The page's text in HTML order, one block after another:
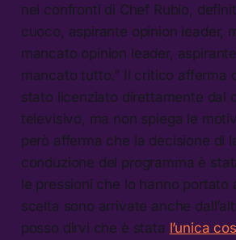
nei confronti di Chef Rubio,
cuoco, aspirante opinion leader,
mancato opinion leader,
mancato tutto.” Il critico afferma
stato licenziato direttamente dal
televisivo, ma non spiega le
però afferma che la decisione di
conduzione del programma è
le pressioni che lo hanno portato
scelta sono arrivate anche
posso dirvi che è stata l’unica